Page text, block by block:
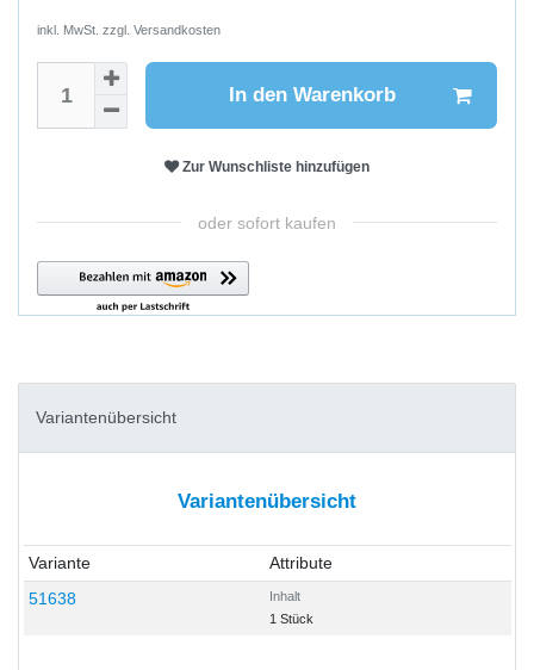
inkl. MwSt. zzgl. Versandkosten
In den Warenkorb
Zur Wunschliste hinzufügen
oder sofort kaufen
Variantenübersicht
Variantenübersicht
Variante
Attribute
51638
Inhalt
1 Stück